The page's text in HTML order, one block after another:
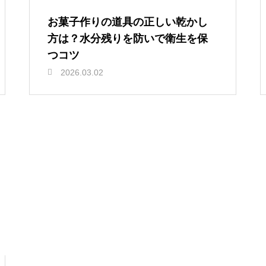
お菓子作りの道具の正しい乾かし
方は？水分残りを防いで衛生を保
つコツ
2026.03.02